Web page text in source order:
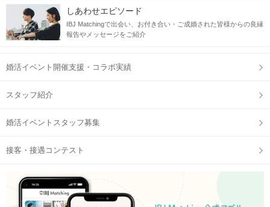
しあわせエピソード
IBJ Matchingで出会い、お付き合い・ご成婚された皆様からの良縁
報告やメッセージをご紹介
婚活イベント開催支援・コラボ実績
スタッフ紹介
婚活イベントスタッフ募集
接客・接遇コンテスト